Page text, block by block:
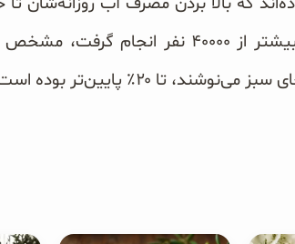
تقویت کرده است. و یک تحقیق ژاپنی که روی بیشتر از